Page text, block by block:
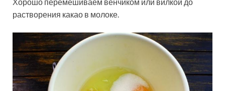
растворения какао в молоке.